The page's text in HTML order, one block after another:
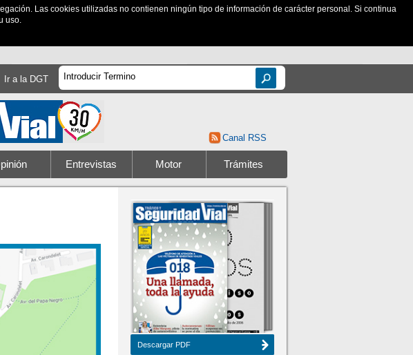
Las cookies utilizadas no contienen ningún tipo de información de carácter personal. Si continua
uso.
Ir a la DGT
Canal RSS
Entrevistas Motor Trámites
Descargar PDF